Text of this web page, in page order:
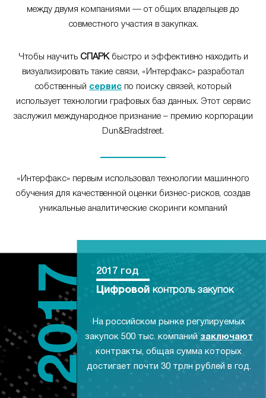
между двумя компаниями — от общих владельцев до
совместного участия в закупках.
Чтобы научить СПАРКбыстро и эффективно находить и
визуализировать такие связи, «Интерфакс» разработал
собственный сервис по поиску связей, который
использует технологии графовых баз данных. Этот сервис
заслужил международное признание – премию корпорации
Dun&Bradstreet.
«Интерфакс» первым использовал технологии машинного
обучения для качественной оценки бизнес-рисков, создав
уникальные аналитические скоринги компаний
2017 год
Цифровой контроль закупок
На российском рынке регулируемых
закупок 500 тыс. компаний заключают
контракты, общая сумма которых
достигает почти 30 трлн рублей в год.